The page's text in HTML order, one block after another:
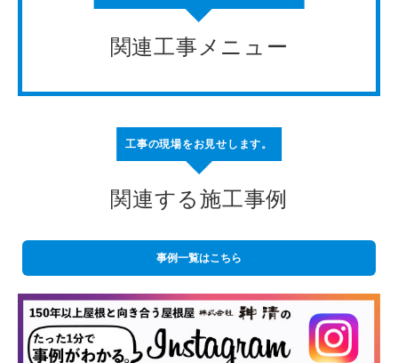
関連工事メニュー
工事の現場をお見せします。
関連する施工事例
事例一覧はこちら